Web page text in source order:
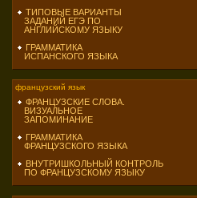
ТИПОВЫЕ ВАРИАНТЫ
ЗАДАНИЙ ЕГЭ ПО
АНГЛИЙСКОМУ ЯЗЫКУ
ГРАММАТИКА
ИСПАНСКОГО ЯЗЫКА
французский язык
ФРАНЦУЗСКИЕ СЛОВА.
ВИЗУАЛЬНОЕ
ЗАПОМИНАНИЕ
ГРАММАТИКА
ФРАНЦУЗСКОГО ЯЗЫКА
ВНУТРИШКОЛЬНЫЙ КОНТРОЛЬ
ПО ФРАНЦУЗСКОМУ ЯЗЫКУ